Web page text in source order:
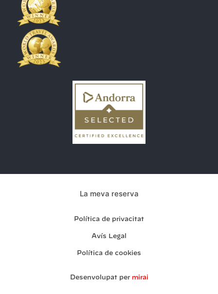
La meva reserva
Política de privacitat
Avís Legal
Política de cookies
Desenvolupat per mirai